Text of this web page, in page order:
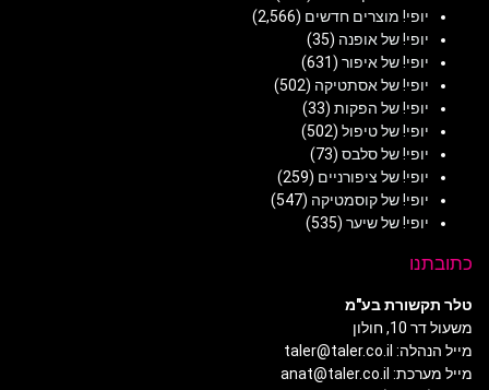
יופי! מוצרים חדשים (2,566)
יופי! של אופנה (35)
יופי! של איפור (631)
יופי! של אסתטיקה (502)
יופי! של הפקות (33)
יופי! של טיפול (502)
יופי! של סלבס (73)
יופי! של ציפורניים (259)
יופי! של קוסמטיקה (547)
יופי! של שיער (535)
כתובתנו
טלר תקשורת בע"מ
משעול דר 10, חולון
מייל הנהלה: taler@taler.co.il
מייל מערכת: anat@taler.co.il